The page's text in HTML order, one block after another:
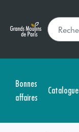
Bonnes
affaires
Catalogue